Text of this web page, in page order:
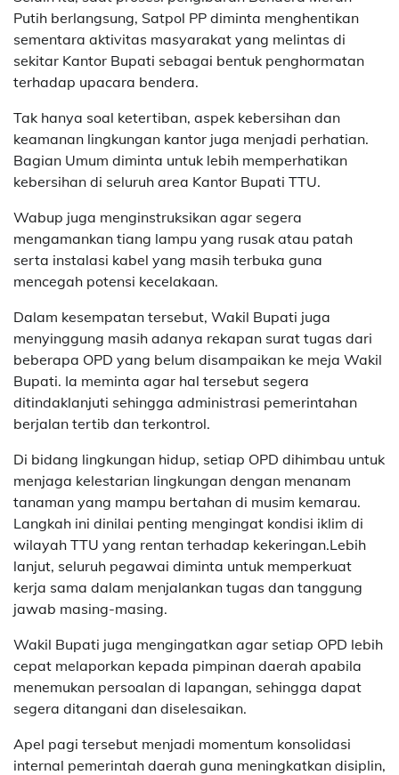
Putih berlangsung, Satpol PP diminta menghentikan
sementara aktivitas masyarakat yang melintas di
sekitar Kantor Bupati sebagai bentuk penghormatan
terhadap upacara bendera.
Tak hanya soal ketertiban, aspek kebersihan dan
keamanan lingkungan kantor juga menjadi perhatian.
Bagian Umum diminta untuk lebih memperhatikan
kebersihan di seluruh area Kantor Bupati TTU.
Wabup juga menginstruksikan agar segera
mengamankan tiang lampu yang rusak atau patah
serta instalasi kabel yang masih terbuka guna
mencegah potensi kecelakaan.
Dalam kesempatan tersebut, Wakil Bupati juga
menyinggung masih adanya rekapan surat tugas dari
beberapa OPD yang belum disampaikan ke meja Wakil
Bupati. Ia meminta agar hal tersebut segera
ditindaklanjuti sehingga administrasi pemerintahan
berjalan tertib dan terkontrol.
Di bidang lingkungan hidup, setiap OPD dihimbau untuk
menjaga kelestarian lingkungan dengan menanam
tanaman yang mampu bertahan di musim kemarau.
Langkah ini dinilai penting mengingat kondisi iklim di
wilayah TTU yang rentan terhadap kekeringan.Lebih
lanjut, seluruh pegawai diminta untuk memperkuat
kerja sama dalam menjalankan tugas dan tanggung
jawab masing-masing.
Wakil Bupati juga mengingatkan agar setiap OPD lebih
cepat melaporkan kepada pimpinan daerah apabila
menemukan persoalan di lapangan, sehingga dapat
segera ditangani dan diselesaikan.
Apel pagi tersebut menjadi momentum konsolidasi
internal pemerintah daerah guna meningkatkan disiplin,